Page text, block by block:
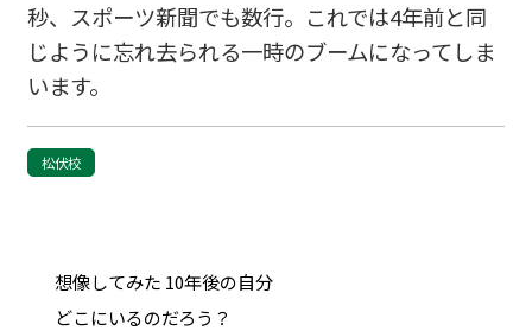
秒、スポーツ新聞でも数行。これでは4年前と同
じように忘れ去られる一時のブームになってしま
います。
松伏校
想像してみた 10年後の自分
どこにいるのだろう？